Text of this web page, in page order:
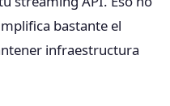
bastante el
infraestructura